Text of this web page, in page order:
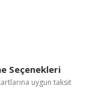
Seçenekleri
uygun taksit